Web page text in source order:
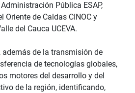
Pública ESAP,
Oriente de Caldas CINOC y
del Cauca UCEVA.
además de la transmisión de
de tecnologías globales,
motores del desarrollo y del
de la región, identificando,